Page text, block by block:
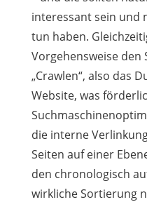
interessant sein und
tun haben.
Vorgehensweise den
„Crawlen“, also das
Website, was
die interne
Seiten auf einer
den chronologisch
wirkliche Sortierung